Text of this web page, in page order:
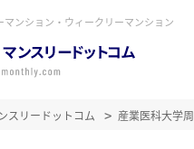
ンション・ウィークリーマンション
スリードットコム 産業医科大学